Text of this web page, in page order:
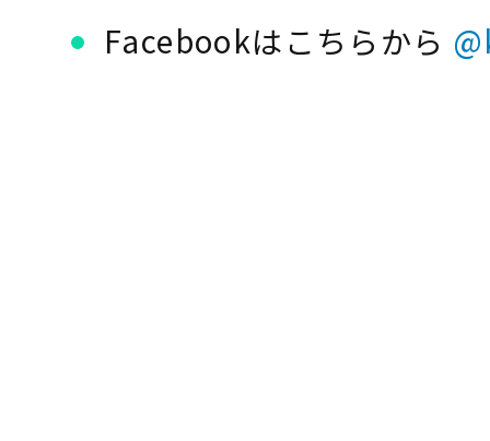
Facebookはこちらから